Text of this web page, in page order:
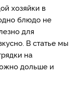
хозяйки в
блюдо не
для
В статье мы
на
дольше и